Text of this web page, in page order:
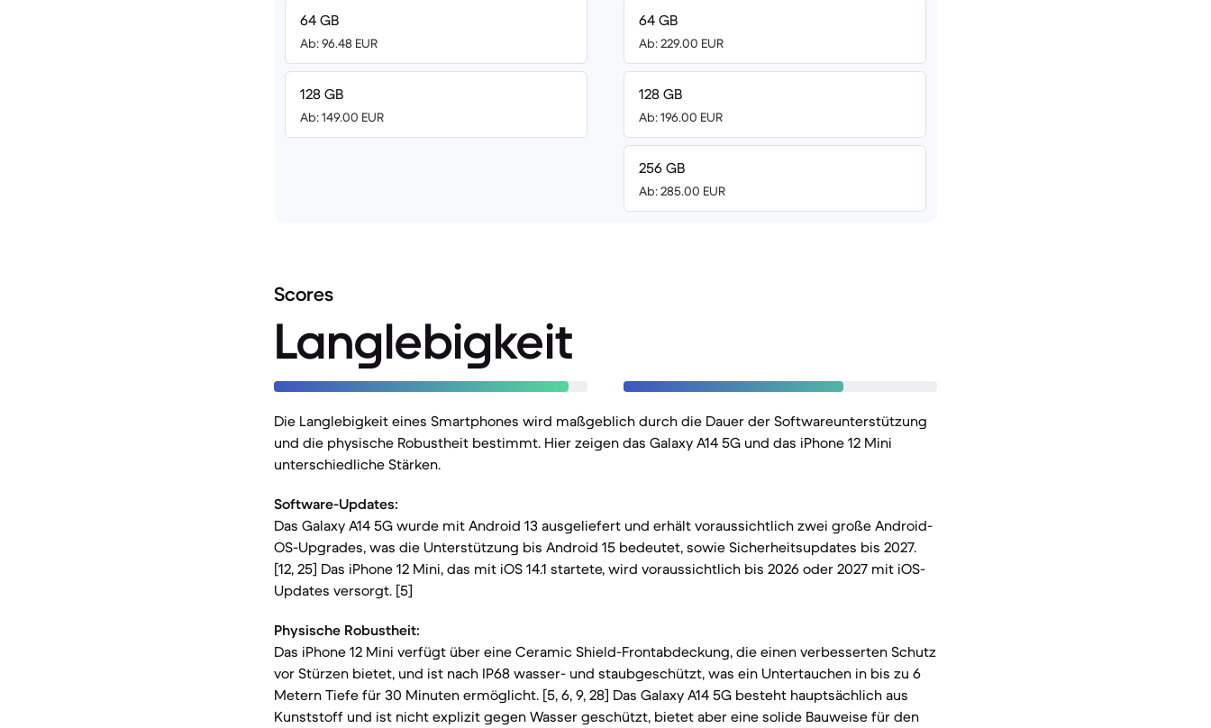
64 GB
Ab: 96.48 EUR
128 GB
Ab: 149.00 EUR
64 GB
Ab: 229.00 EUR
128 GB
Ab: 196.00 EUR
256 GB
Ab: 285.00 EUR
Scores
Langlebigkeit
Die Langlebigkeit eines Smartphones wird maßgeblich durch die Dauer der Softwareunterstützung
und die physische Robustheit bestimmt. Hier zeigen das Galaxy A14 5G und das iPhone 12 Mini
unterschiedliche Stärken.
Software-Updates:
Das Galaxy A14 5G wurde mit Android 13 ausgeliefert und erhält voraussichtlich zwei große Android-
OS-Upgrades, was die Unterstützung bis Android 15 bedeutet, sowie Sicherheitsupdates bis 2027.
[12, 25] Das iPhone 12 Mini, das mit iOS 14.1 startete, wird voraussichtlich bis 2026 oder 2027 mit iOS-
Updates versorgt. [5]
Physische Robustheit:
Das iPhone 12 Mini verfügt über eine Ceramic Shield-Frontabdeckung, die einen verbesserten Schutz
vor Stürzen bietet, und ist nach IP68 wasser- und staubgeschützt, was ein Untertauchen in bis zu 6
Metern Tiefe für 30 Minuten ermöglicht. [5, 6, 9, 28] Das Galaxy A14 5G besteht hauptsächlich aus
Kunststoff und ist nicht explizit gegen Wasser geschützt, bietet aber eine solide Bauweise für den